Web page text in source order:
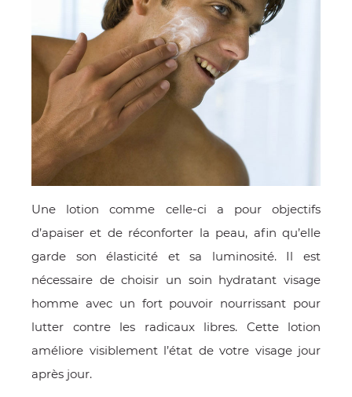
Une lotion comme celle-ci a pour objectifs
d’apaiser et de réconforter la peau, afin qu’elle
garde son élasticité et sa luminosité. Il est
nécessaire de choisir un soin hydratant visage
homme avec un fort pouvoir nourrissant pour
lutter contre les radicaux libres. Cette lotion
améliore visiblement l’état de votre visage jour
après jour.